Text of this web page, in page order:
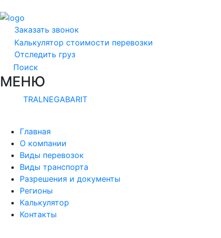
Заказать звонок
Калькулятор стоимости перевозки
Отследить груз
Поиск
МЕНЮ
TRALNEGABARIT
Главная
О компании
Виды перевозок
Виды транспорта
Разрешения и документы
Регионы
Калькулятор
Контакты